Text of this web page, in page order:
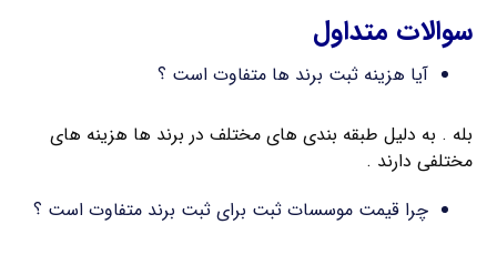
سوالات متداول
آیا هزینه ثبت برند ها متفاوت است ؟
بله . به دلیل طبقه بندی های مختلف در برند ها هزینه های
مختلفی دارند .
چرا قیمت موسسات ثبت برای ثبت برند متفاوت است ؟